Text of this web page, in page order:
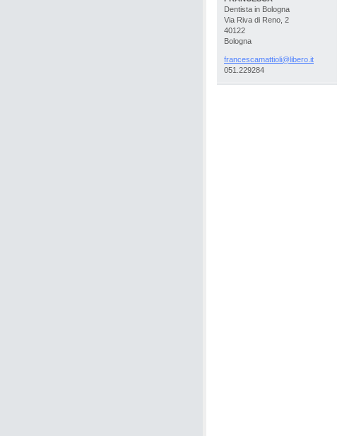
Dentista in Bologna
Via Riva di Reno, 2
40122
Bologna
francescamattioli@libero .it
051.229284